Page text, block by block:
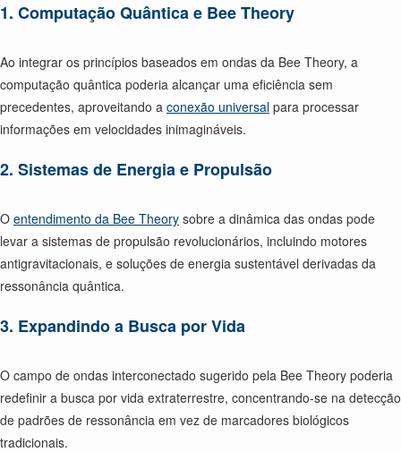
1. Computação Quântica e Bee Theory
Ao integrar os princípios baseados em ondas da Bee Theory, a
computação quântica poderia alcançar uma eficiência sem
precedentes, aproveitando a conexão universal para processar
informações em velocidades inimagináveis.
2. Sistemas de Energia e Propulsão
O entendimento da Bee Theory sobre a dinâmica das ondas pode
levar a sistemas de propulsão revolucionários, incluindo motores
antigravitacionais, e soluções de energia sustentável derivadas da
ressonância quântica.
3. Expandindo a Busca por Vida
O campo de ondas interconectado sugerido pela Bee Theory poderia
redefinir a busca por vida extraterrestre, concentrando-se na detecção
de padrões de ressonância em vez de marcadores biológicos
tradicionais.